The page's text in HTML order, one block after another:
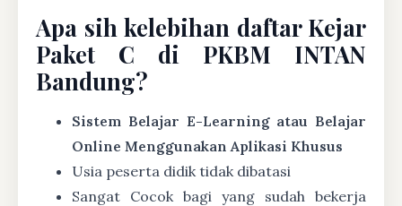
Apa sih kelebihan daftar Kejar
Paket C di PKBM INTAN
Bandung?
Sistem Belajar E-Learning atau Belajar
Online Menggunakan Aplikasi Khusus
Usia peserta didik tidak dibatasi
Sangat Cocok bagi yang sudah bekerja